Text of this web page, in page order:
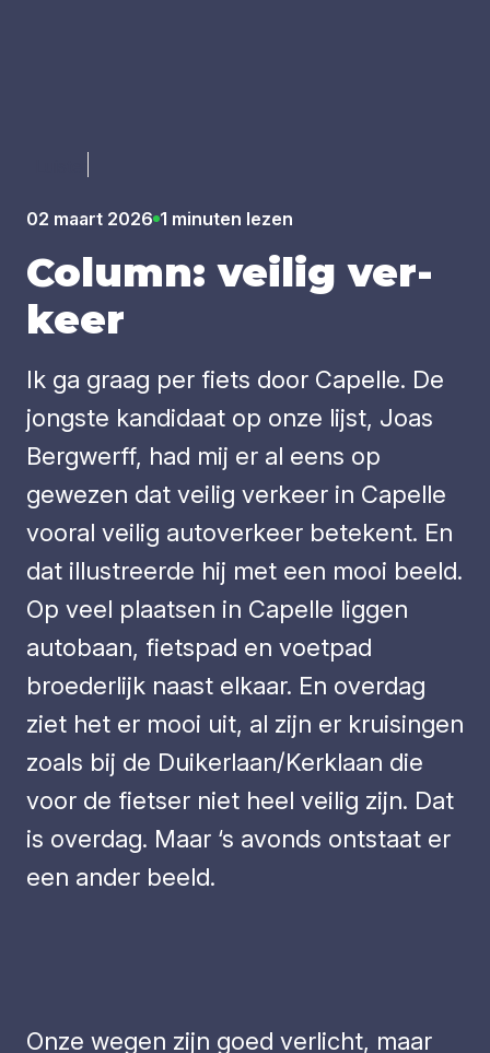
02 maart 2026 1 minuten lezen
Column: vei­lig ver­
keer
Ik ga graag per fiets door Capelle. De
jongste kandidaat op onze lijst, Joas
Bergwerff, had mij er al eens op
gewezen dat veilig verkeer in Capelle
vooral veilig autoverkeer betekent. En
dat illustreerde hij met een mooi beeld.
Op veel plaatsen in Capelle liggen
autobaan, fietspad en voetpad
broederlijk naast elkaar. En overdag
ziet het er mooi uit, al zijn er kruisingen
zoals bij de Duikerlaan/Kerklaan die
voor de fietser niet heel veilig zijn. Dat
is overdag. Maar ‘s avonds ontstaat er
een ander beeld.
Onze wegen zijn goed verlicht, maar